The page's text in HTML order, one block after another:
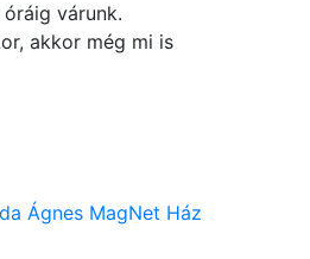
várunk.
akkor még mi is
Ágnes MagNet Ház